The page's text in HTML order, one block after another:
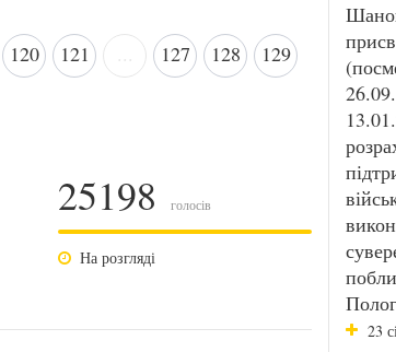
120 121 127 128 129
25198 голосів
На розгляді
23